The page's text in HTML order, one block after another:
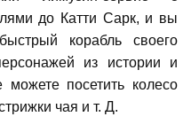
до Катти Сарк, и вы
корабль своего
из истории и
посетить колесо
чая и т. Д.